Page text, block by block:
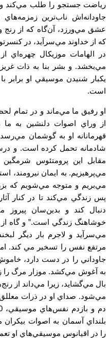
رياضت جستجو را طلب مي‌كند و
جاودانه‌اش ناب‌ترين
عشق مي‌ورزد، آن‌گاه كه از رنج
كه از خداوند مي‌سرآيد، در
در الهامات موزيكال چهره‌اي
مي‌بخشد. و بشر بنا به ذات
يكبار شنيدن موسيقي او
است.
او رفيق ما مي‌ماند و در تمام
از وراي اصوات دلنشين به ما
قهرمانانه او به گوشمان
شادمانه تحمل كرده است. و
مقابل اين پرومتئوس
مي‌پرهيزيم. به ايمان نيرومند،
مي‌بريم و متوجه مي‌شويم كه
پس زندگي مي‌كند تا در كنار
دنبال كند و بدين‌سان پيروز
خوشاهنگ زندگي است.” و گاه
مي‌سرآيد و لاجرم بار ديگر
مرتفع نفس را تسخير مي كند.
جاوداني را در دست دارد،
به آغوش مي‌كشد. موزار مرگ را
بال مي‌گشايد، زيرا مي‌داند از
مي‌شود. صداي او در ذرات معللق
بلنداي آسمان به اصوات
را در اقيانوس موسيقي‌هاي او